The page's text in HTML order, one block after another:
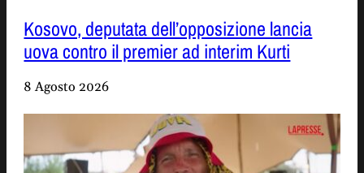
Kosovo, deputata dell’opposizione lancia
uova contro il premier ad interim Kurti
8 Agosto 2026